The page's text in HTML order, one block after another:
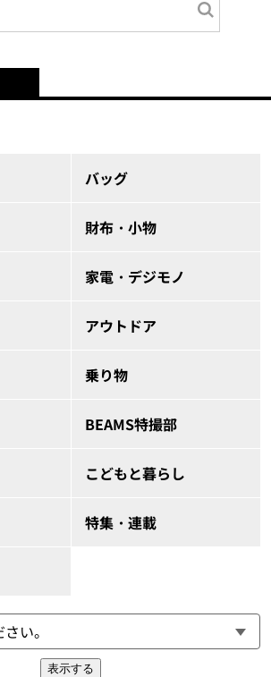
バッグ
財布・小物
家電・デジモノ
アウトドア
乗り物
BEAMS特撮部
こどもと暮らし
特集・連載
表示する